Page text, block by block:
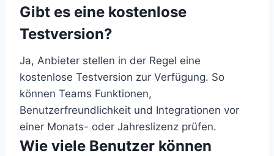
Gibt es eine kostenlose
Testversion?
Ja, Anbieter stellen in der Regel eine
kostenlose Testversion zur Verfügung. So
können Teams Funktionen,
Benutzerfreundlichkeit und Integrationen vor
einer Monats- oder Jahreslizenz prüfen.
Wie viele Benutzer können